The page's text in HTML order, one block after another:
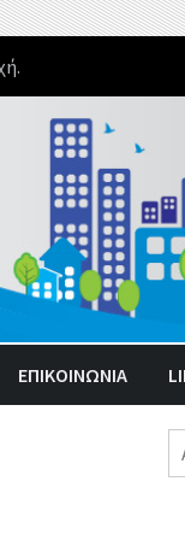
ΕΠΙΚΟΙΝΩΝΙΑ